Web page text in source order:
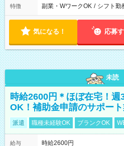
特徴 副業・WワークOK / シフト勤
気になる！ 応募
未読
時給2600円＊ほぼ在宅！週
OK！補助金申請のサポー
派遣 職種未経験OK ブランクOK
給与
時給2600円